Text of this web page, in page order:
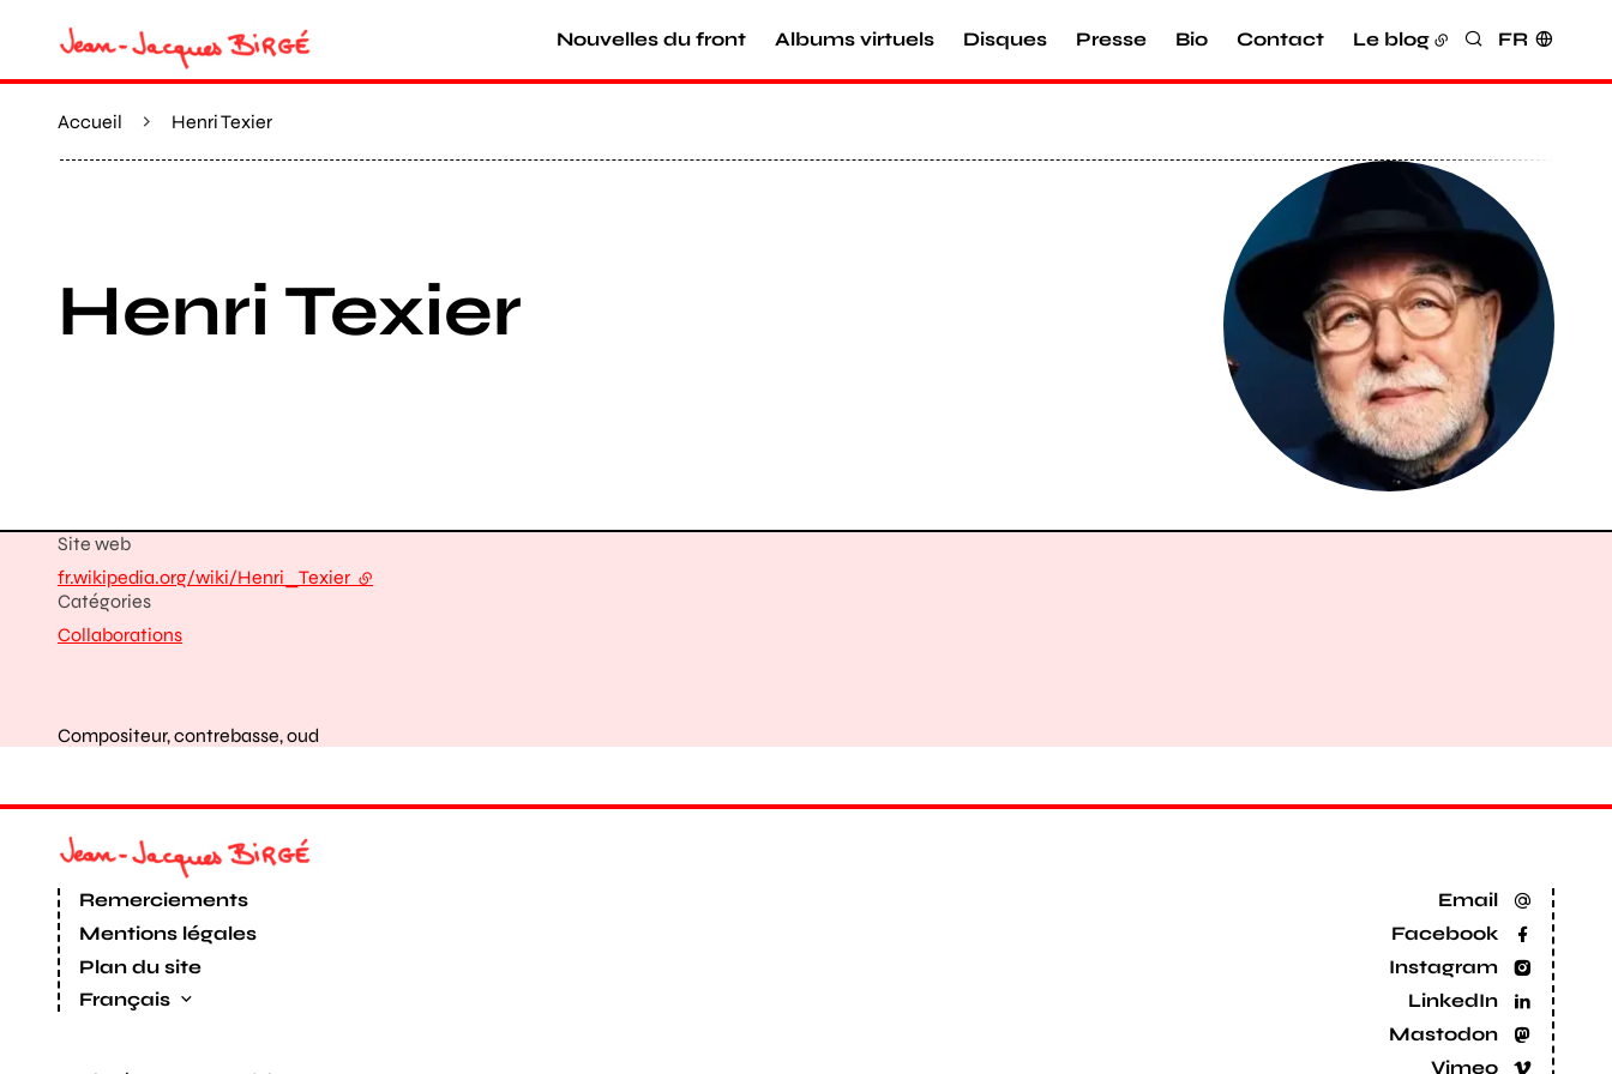
Nouvelles du front Albums virtuels Disques Presse Bio Contact Le blog Rechercher
FR
Accueil Henri Texier
Henri Texier
Catégories
Collaborations
Site web
fr.wikipedia.org/wiki/Henri_Texier - lien externe
Compositeur, contrebasse, oud
Email
Facebook
Instagram
LinkedIn
Mastodon
Vimeo
Remerciements
Mentions légales
Plan du site
Français